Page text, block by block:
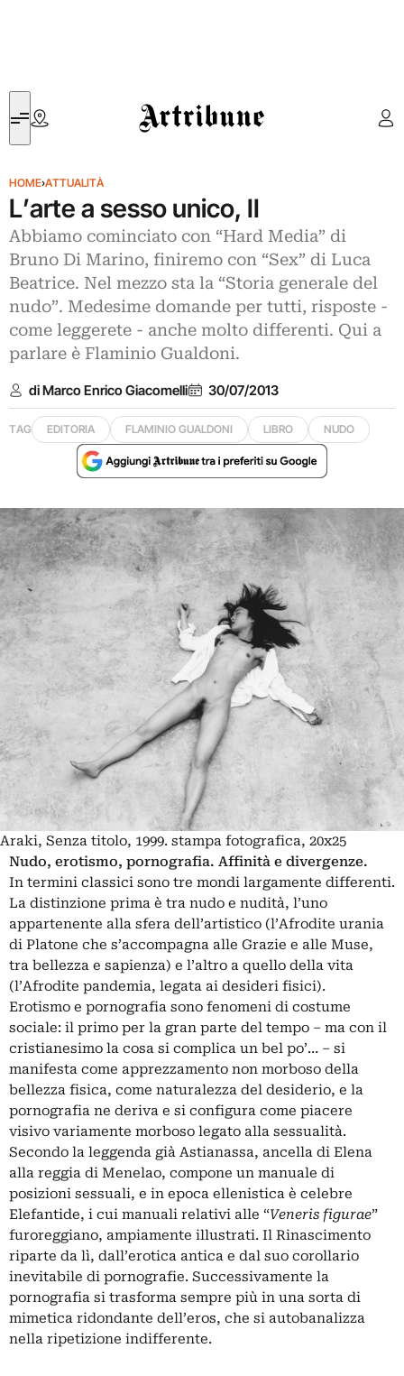
Artribune
HOME›ATTUALITÀ
L’arte a sesso unico, II
Abbiamo cominciato con “Hard Media” di
Bruno Di Marino, finiremo con “Sex” di Luca
Beatrice. Nel mezzo sta la “Storia generale del
nudo”. Medesime domande per tutti, risposte -
come leggerete - anche molto differenti. Qui a
parlare è Flaminio Gualdoni.
di Marco Enrico Giacomelli 30/07/2013
TAG EDITORIA FLAMINIO GUALDONI LIBRO NUDO
Araki, Senza titolo, 1999. stampa fotografica, 20x25
Nudo, erotismo, pornografia. Affinità e divergenze.
In termini classici sono tre mondi largamente differenti.
La distinzione prima è tra nudo e nudità, l’uno
appartenente alla sfera dell’artistico (l’Afrodite urania
di Platone che s’accompagna alle Grazie e alle Muse,
tra bellezza e sapienza) e l’altro a quello della vita
(l’Afrodite pandemia, legata ai desideri fisici).
Erotismo e pornografia sono fenomeni di costume
sociale: il primo per la gran parte del tempo – ma con il
cristianesimo la cosa si complica un bel po’… – si
manifesta come apprezzamento non morboso della
bellezza fisica, come naturalezza del desiderio, e la
pornografia ne deriva e si configura come piacere
visivo variamente morboso legato alla sessualità.
Secondo la leggenda già Astianassa, ancella di Elena
alla reggia di Menelao, compone un manuale di
posizioni sessuali, e in epoca ellenistica è celebre
Elefantide, i cui manuali relativi alle “Veneris figurae”
furoreggiano, ampiamente illustrati. Il Rinascimento
riparte da lì, dall’erotica antica e dal suo corollario
inevitabile di pornografie. Successivamente la
pornografia si trasforma sempre più in una sorta di
mimetica ridondante dell’eros, che si autobanalizza
nella ripetizione indifferente.